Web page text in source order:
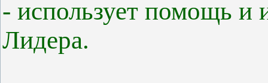
- использует помощь
Лидера.